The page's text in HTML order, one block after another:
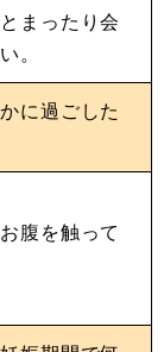
まったり会
。
に過ごした
腹を触って